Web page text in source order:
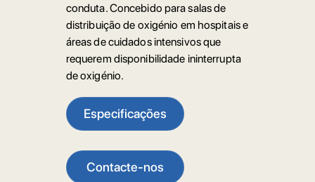
conduta. Concebido para salas de
distribuição de oxigénio em hospitais e
áreas de cuidados intensivos que
requerem disponibilidade ininterrupta
de oxigénio.
Especificações
Contacte-nos